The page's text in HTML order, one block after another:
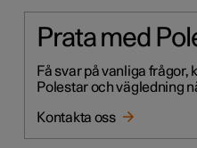
Prata med
Få svar på vanliga frågor,
Polestar och vägledning
Kontakta oss